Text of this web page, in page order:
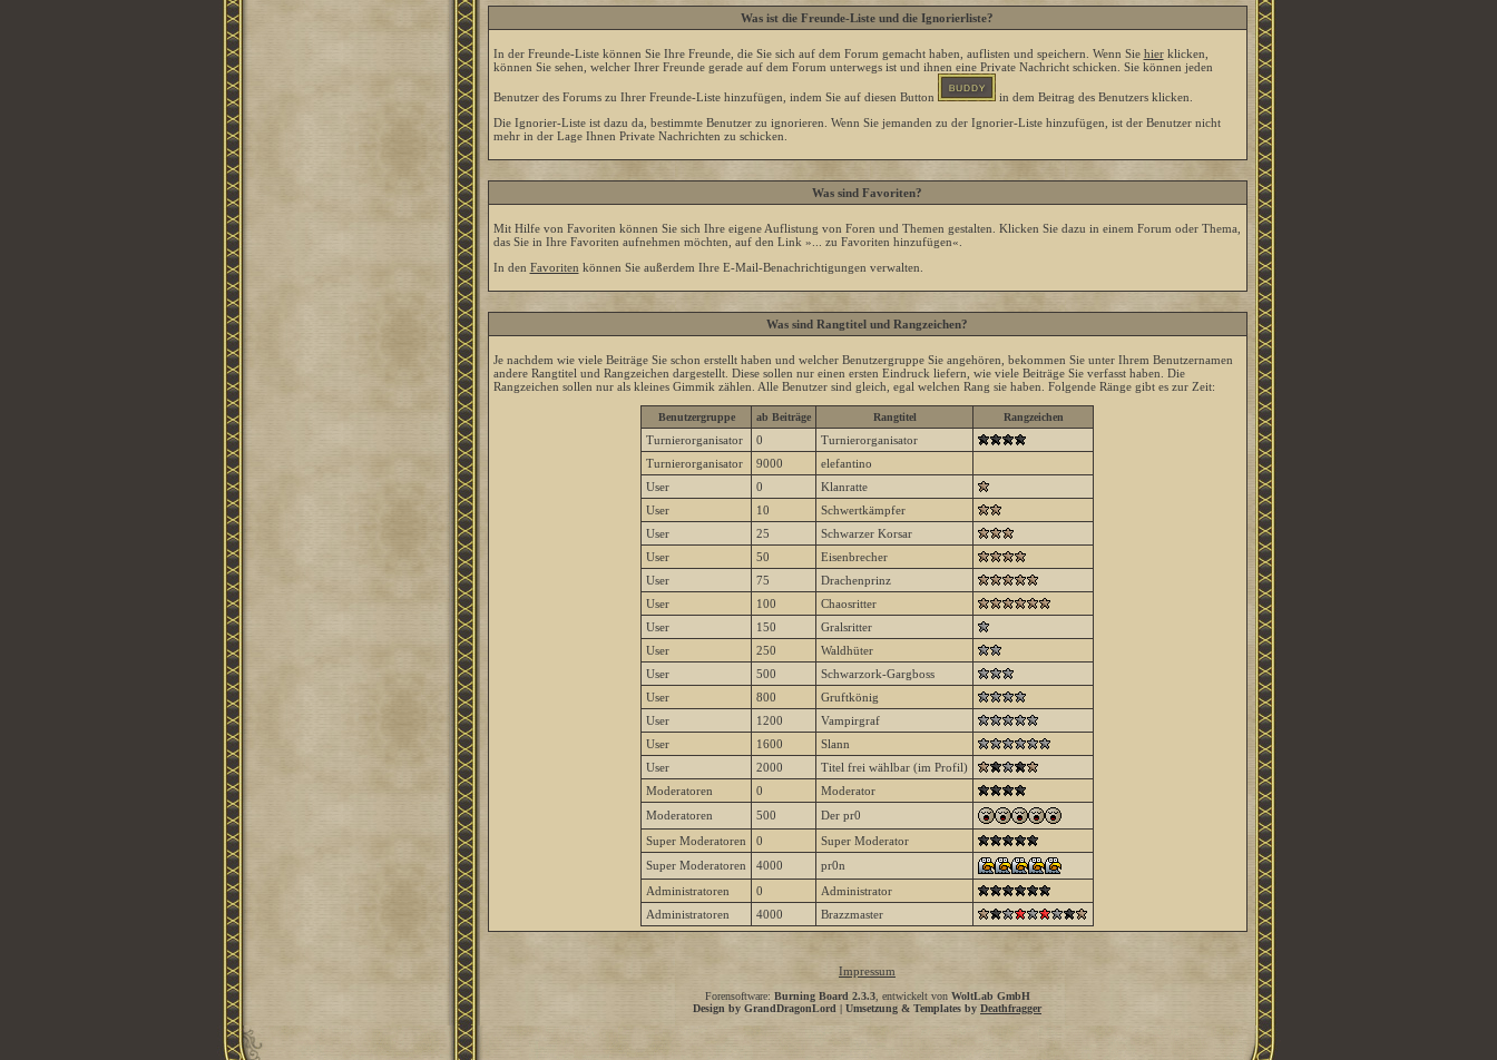
Was ist die Freunde-Liste und die Ignorierliste?
In der Freunde-Liste können Sie Ihre Freunde, die Sie sich auf dem Forum gemacht haben, auflisten und speichern. Wenn Sie hierklicken,
können Sie sehen, welcher Ihrer Freunde gerade auf dem Forum unterwegs ist und ihnen eine Private Nachricht schicken. Sie können jeden
Benutzer des Forums zu Ihrer Freunde-Liste hinzufügen, indem Sie auf diesen Button
in dem Beitrag des Benutzers klicken.
Die Ignorier-Liste ist dazu da, bestimmte Benutzer zu ignorieren. Wenn Sie jemanden zu der Ignorier-Liste hinzufügen, ist der Benutzer nicht
mehr in der Lage Ihnen Private Nachrichten zu schicken.
Was sind Favoriten?
Mit Hilfe von Favoriten können Sie sich Ihre eigene Auflistung von Foren und Themen gestalten. Klicken Sie dazu in einem Forum oder Thema,
das Sie in Ihre Favoriten aufnehmen möchten, auf den Link »... zu Favoriten hinzufügen«.
In den Favoriten können Sie außerdem Ihre E-Mail-Benachrichtigungen verwalten.
Was sind Rangtitel und Rangzeichen?
Je nachdem wie viele Beiträge Sie schon erstellt haben und welcher Benutzergruppe Sie angehören, bekommen Sie unter Ihrem Benutzernamen
andere Rangtitel und Rangzeichen dargestellt. Diese sollen nur einen ersten Eindruck liefern, wie viele Beiträge Sie verfasst haben. Die
Rangzeichen sollen nur als kleines Gimmik zählen. Alle Benutzer sind gleich, egal welchen Rang sie haben. Folgende Ränge gibt es zur Zeit:
Benutzergruppe ab Beiträge Rangtitel Rangzeichen
Turnierorganisator 0
Turnierorganisator
Turnierorganisator
9000
elefantino
User
0
Klanratte
User
10
Schwertkämpfer
User
25
Schwarzer Korsar
User
50
Eisenbrecher
User
75
Drachenprinz
User
100
Chaosritter
User
150
Gralsritter
User
250
Waldhüter
User
500
Schwarzork-Gargboss
User
800
Gruftkönig
User
1200
Vampirgraf
User
1600
Slann
User
2000
Titel frei wählbar (im Profil)
Moderatoren
0
Moderator
Moderatoren
500
Der pr0
Super Moderatoren
0
Super Moderator
Super Moderatoren
4000
pr0n
Administratoren
0
Administrator
Administratoren
4000 Brazzmaster
Impressum
Forensoftware: Burning Board 2.3.3, entwickelt von WoltLab GmbH
Design by GrandDragonLord | Umsetzung & Templates by Deathfragger